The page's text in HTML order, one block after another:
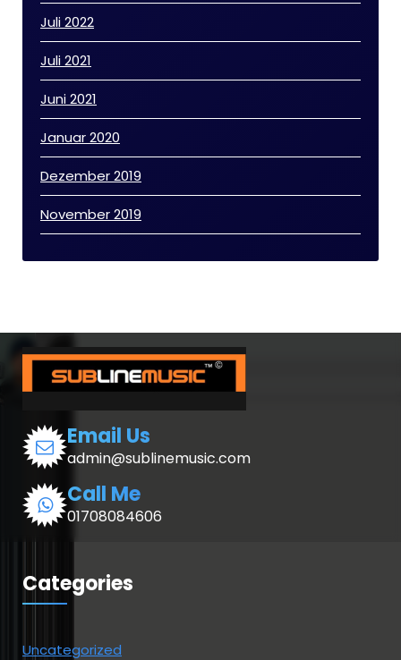
Juli 2022
Juli 2021
Juni 2021
Januar 2020
Dezember 2019
November 2019
Email Us
admin@sublinemusic.com
Call Me
01708084606
Categories
Uncategorized